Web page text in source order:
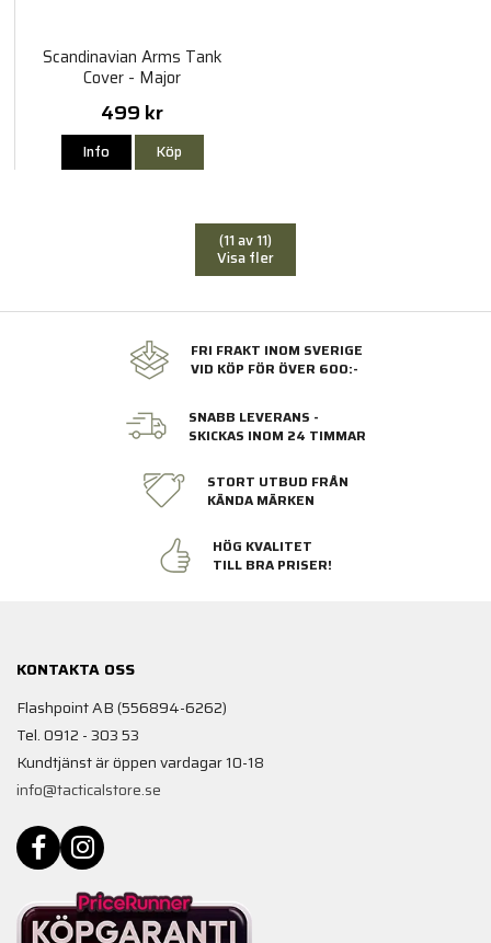
Scandinavian Arms Tank
Cover - Major
499 kr
Info Köp
(11 av 11)
Visa fler
FRI FRAKT INOM SVERIGE
VID KÖP FÖR ÖVER 600:-
SNABB LEVERANS -
SKICKAS INOM 24 TIMMAR
STORT UTBUD FRÅN
KÄNDA MÄRKEN
HÖG KVALITET
TILL BRA PRISER!
KONTAKTA OSS
Flashpoint AB (556894-6262)
Tel. 0912 - 303 53
Kundtjänst är öppen vardagar 10-18
info@tacticalstore.se